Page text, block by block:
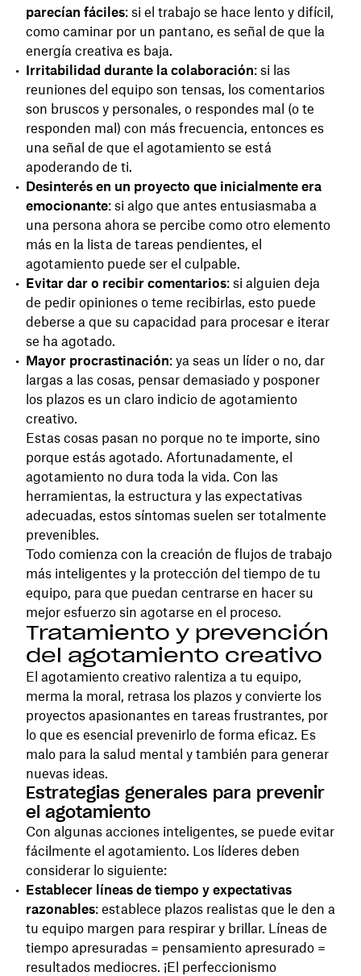
parecían fáciles: si el trabajo se hace lento y difícil,
como caminar por un pantano, es señal de que la
energía creativa es baja.
Irritabilidad durante la colaboración: si las
reuniones del equipo son tensas, los comentarios
son bruscos y personales, o respondes mal (o te
responden mal) con más frecuencia, entonces es
una señal de que el agotamiento se está
apoderando de ti.
Desinterés en un proyecto que inicialmente era
emocionante: si algo que antes entusiasmaba a
una persona ahora se percibe como otro elemento
más en la lista de tareas pendientes, el
agotamiento puede ser el culpable.
Evitar dar o recibir comentarios: si alguien deja
de pedir opiniones o teme recibirlas, esto puede
deberse a que su capacidad para procesar e iterar
se ha agotado.
Mayor procrastinación: ya seas un líder o no, dar
largas a las cosas, pensar demasiado y posponer
los plazos es un claro indicio de agotamiento
creativo.
Estas cosas pasan no porque no te importe, sino
porque estás agotado. Afortunadamente, el
agotamiento no dura toda la vida. Con las
herramientas, la estructura y las expectativas
adecuadas, estos síntomas suelen ser totalmente
prevenibles.
Todo comienza con la creación de flujos de trabajo
más inteligentes y la protección del tiempo de tu
equipo, para que puedan centrarse en hacer su
mejor esfuerzo sin agotarse en el proceso.
Tratamiento y prevención
del agotamiento creativo
El agotamiento creativo ralentiza a tu equipo,
merma la moral, retrasa los plazos y convierte los
proyectos apasionantes en tareas frustrantes, por
lo que es esencial prevenirlo de forma eficaz. Es
malo para la salud mental y también para generar
nuevas ideas.
Estrategias generales para prevenir
el agotamiento
Con algunas acciones inteligentes, se puede evitar
fácilmente el agotamiento. Los líderes deben
considerar lo siguiente:
Establecer líneas de tiempo y expectativas
razonables: establece plazos realistas que le den a
tu equipo margen para respirar y brillar. Líneas de
tiempo apresuradas = pensamiento apresurado =
resultados mediocres. ¡El perfeccionismo